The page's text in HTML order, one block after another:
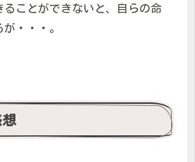
ることができないと、自らの命
・・・。